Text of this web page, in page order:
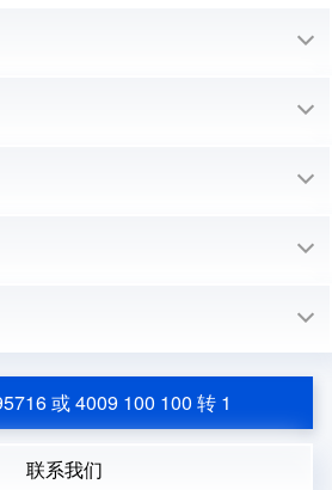
或 4009 100 100 转 1
联系我们